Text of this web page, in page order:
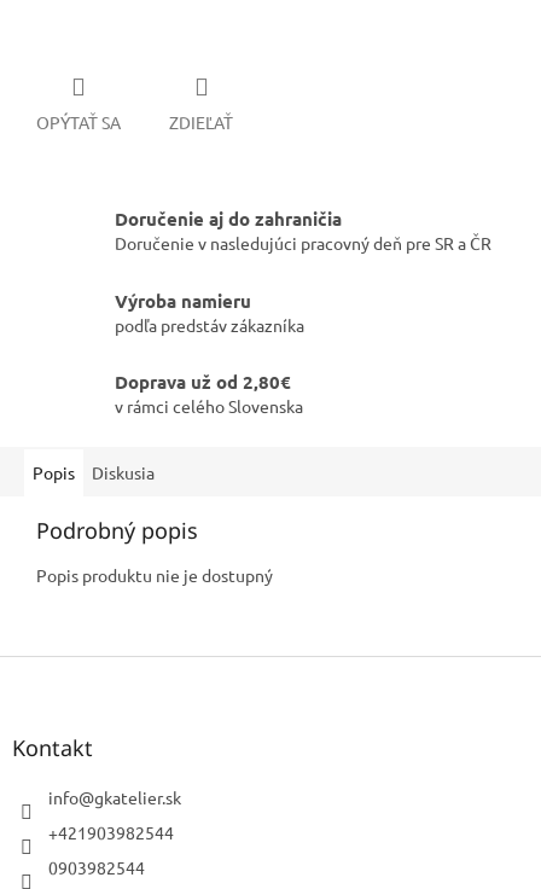
OPÝTAŤ SA ZDIEĽAŤ
Doručenie aj do zahraničia
Doručenie v nasledujúci pracovný deň pre SR a ČR
Výroba namieru
podľa predstáv zákazníka
Doprava už od 2,80€
v rámci celého Slovenska
Popis Diskusia
Podrobný popis
Popis produktu nie je dostupný
Z
Kontakt
info@gkatelier.sk
+421903982544
0903982544